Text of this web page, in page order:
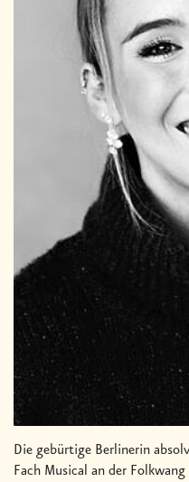
Die gebürtige Berlinerin
Fach Musical an der